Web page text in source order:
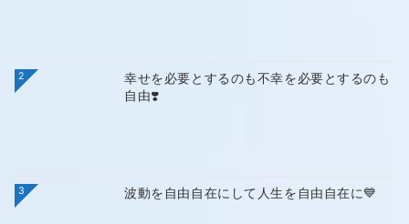
2
幸せを必要とするのも不幸を必要とするのも
自由❣️
3 波動を自由自在にして人生を自由自在に💙